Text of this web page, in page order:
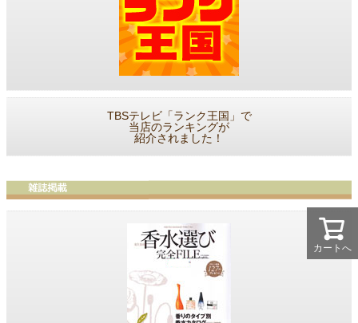
カートへ
TBSテレビ「ランク王国」で
当店のランキングが
紹介されました！